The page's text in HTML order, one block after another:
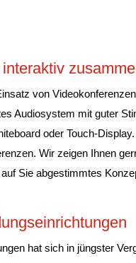
von
Audiosystem mit guter
oder Touch-Display.
Wir zeigen Ihnen
Sie abgestimmtes
hat sich in jüngster